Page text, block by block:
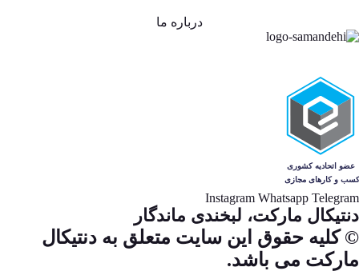
درباره ما
Telegram
Whatsapp
Instagram
دنتیکال مارکت، لبخندی ماندگار
© کلیه حقوق این سایت متعلق به دنتیکال
مارکت می باشد.